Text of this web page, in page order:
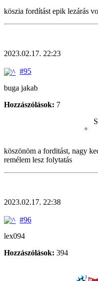
köszia fordítást epik lezárás
2023.02.17. 22:23
#95
buga jakab
Hozzászólások: 7
köszönöm a forditást, nagy
remélem lesz folytatás
2023.02.17. 22:38
#96
lex094
Hozzászólások: 394